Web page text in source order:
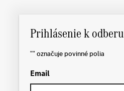
Prihlásenie k odberu
"" označuje povinné polia
Email